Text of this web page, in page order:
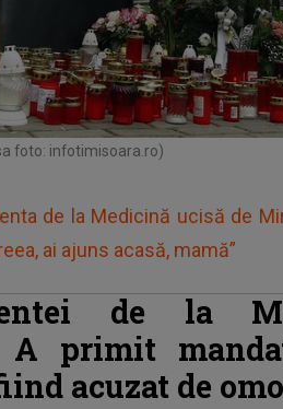
foto: infotimisoara.ro)
de la Medicină ucisă de
ai ajuns acasă, mamă”
de la
A primit
acuzat de